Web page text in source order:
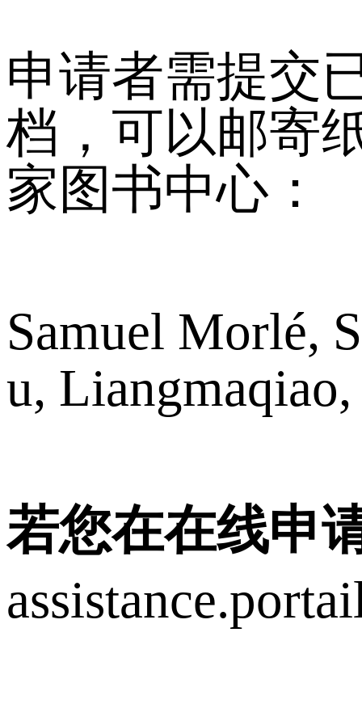
申请者需提交
档，可以邮寄
家图书中心：
Samuel Morlé,
u,
若您在在线申